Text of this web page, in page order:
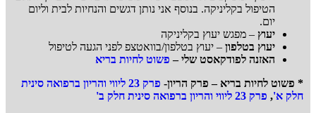
הטיפול בקליניקה. בנוסף אני נותן דגשים והנחיות לבית וליום
יום.
יעוץ – מפגש יעוץ בקליניקה
יעוץ בטלפון – יעוץ בטלפון/בוואטצפ לפני הגעה לטיפול
האזנה לפודקאסט שלי – פשוט לחיות בריא
* פשוט לחיות בריא – פרק הריון-
פרק 23 ליווי והריון ברפואה סינית
חלק א', פרק 23 ליווי והריון ברפואה סינית חלק ב'